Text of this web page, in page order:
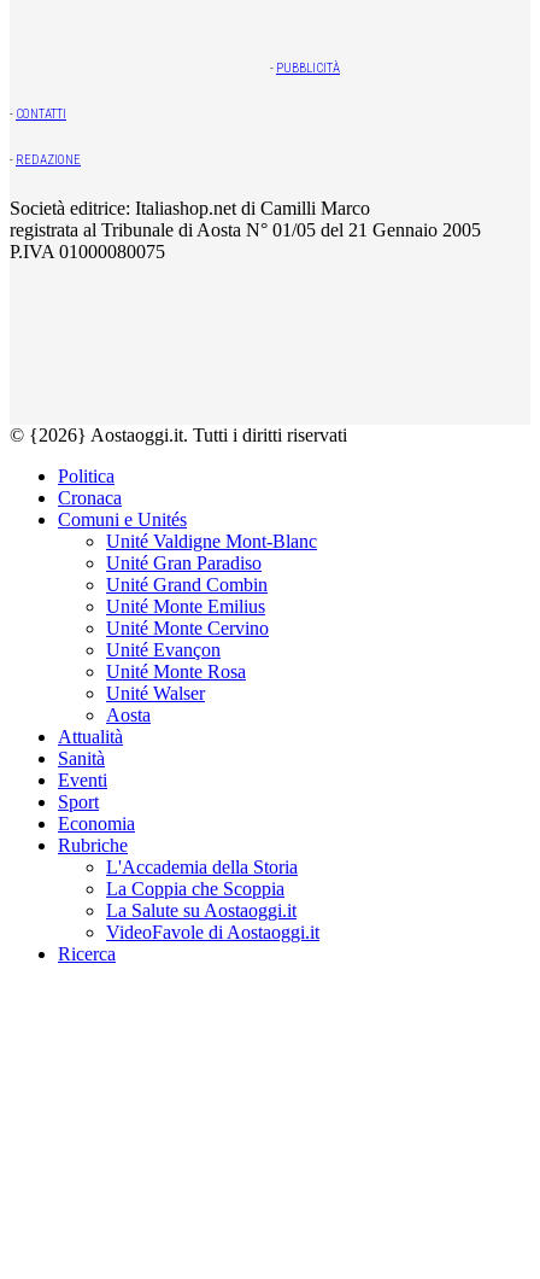
- PUBBLICITÀ
- CONTATTI
- REDAZIONE
Società editrice: Italiashop.net di Camilli Marco
registrata al Tribunale di Aosta N° 01/05 del 21 Gennaio 2005
P.IVA 01000080075
© {2026} Aostaoggi.it. Tutti i diritti riservati
Politica
Cronaca
Comuni e Unités
Unité Valdigne Mont-Blanc
Unité Gran Paradiso
Unité Grand Combin
Unité Monte Emilius
Unité Monte Cervino
Unité Evançon
Unité Monte Rosa
Unité Walser
Aosta
Attualità
Sanità
Eventi
Sport
Economia
Rubriche
L'Accademia della Storia
La Coppia che Scoppia
La Salute su Aostaoggi.it
VideoFavole di Aostaoggi.it
Ricerca